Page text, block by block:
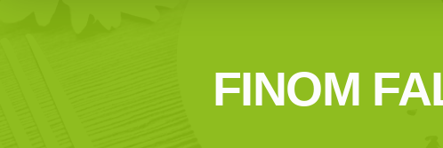
FINOM